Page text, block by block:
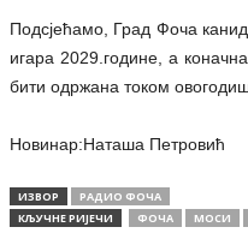
Подсјећамо, Град Фоча
игара 2029.године, а
бити одржана током
Новинар:Наташа Петровић
ИЗВОР
РАДИО ФОЧА
КЉУЧНЕ РИЈЕЧИ
ФОЧА МОСИ